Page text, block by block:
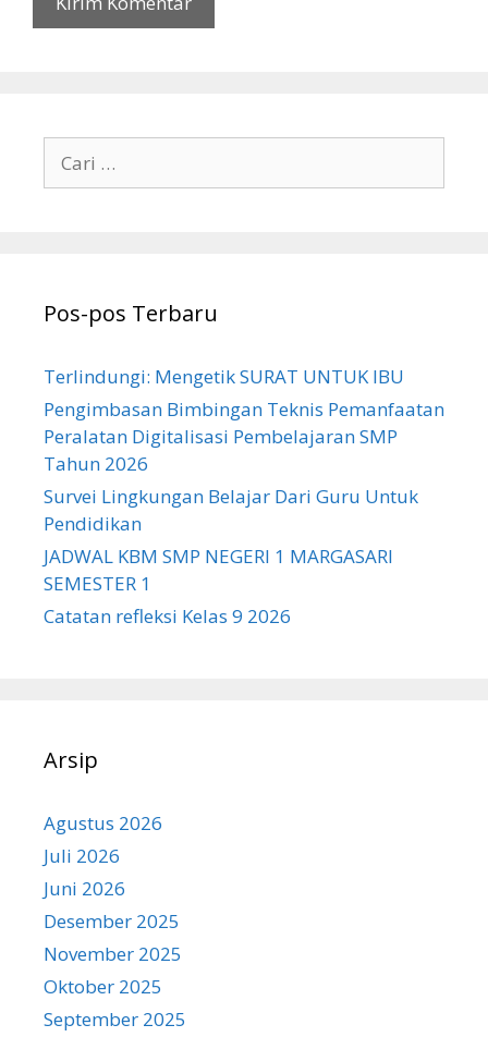
untuk:
Pos-pos Terbaru
Terlindungi: Mengetik SURAT UNTUK IBU
Pengimbasan Bimbingan Teknis Pemanfaatan
Peralatan Digitalisasi Pembelajaran SMP
Tahun 2026
Survei Lingkungan Belajar Dari Guru Untuk
Pendidikan
JADWAL KBM SMP NEGERI 1 MARGASARI
SEMESTER 1
Catatan refleksi Kelas 9 2026
Arsip
Agustus 2026
Juli 2026
Juni 2026
Desember 2025
November 2025
Oktober 2025
September 2025